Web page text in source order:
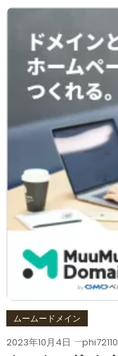
ムームードメイン
2023年10月4日 phi72110